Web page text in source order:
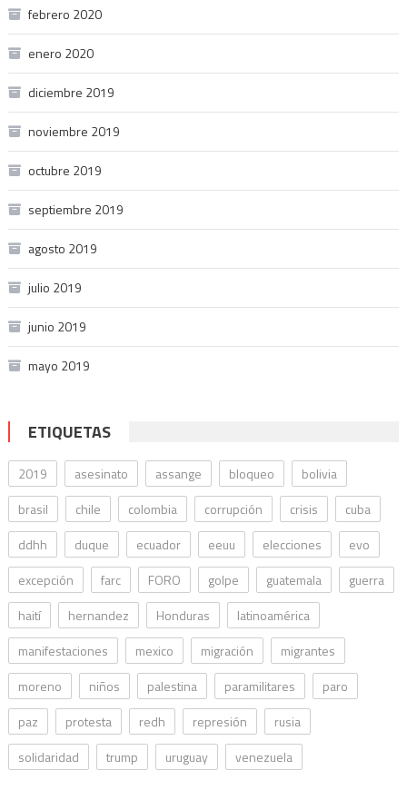
febrero 2020
enero 2020
diciembre 2019
noviembre 2019
octubre 2019
septiembre 2019
agosto 2019
julio 2019
junio 2019
mayo 2019
ETIQUETAS
2019 asesinato assange bloqueo
bolivia
brasil
chile colombia corrupción crisis
cuba
ddhh
duque ecuador eeuu elecciones
evo
excepción
farc FORO golpe guatemala
guerra
haití
hernandez Honduras
latinoamérica
manifestaciones
mexico migración
migrantes
moreno
niños palestina paramilitares
paro
paz
protesta redh represión
rusia
solidaridad
trump uruguay venezuela